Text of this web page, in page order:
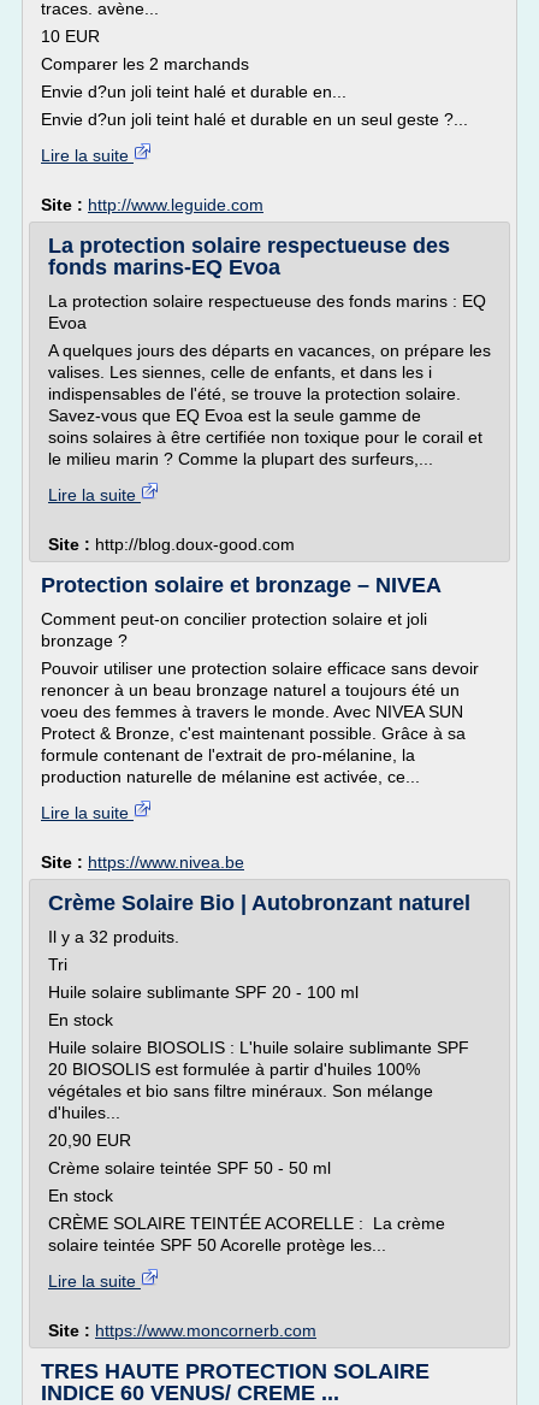
traces. avène...
10 EUR
Comparer les 2 marchands
Envie d?un joli teint halé et durable en...
Envie d?un joli teint halé et durable en un seul geste ?...
Lire la suite
Site : http://www.leguide.com
La protection solaire respectueuse des
fonds marins-EQ Evoa
La protection solaire respectueuse des fonds marins : EQ
Evoa
A quelques jours des départs en vacances, on prépare les
valises. Les siennes, celle de enfants, et dans les i
indispensables de l'été, se trouve la protection solaire.
Savez-vous que EQ Evoa est la seule gamme de
soins solaires à être certifiée non toxique pour le corail et
le milieu marin ? Comme la plupart des surfeurs,...
Lire la suite
Site : http://blog.doux-good.com
Protection solaire et bronzage – NIVEA
Comment peut-on concilier protection solaire et joli
bronzage ?
Pouvoir utiliser une protection solaire efficace sans devoir
renoncer à un beau bronzage naturel a toujours été un
voeu des femmes à travers le monde. Avec NIVEA SUN
Protect & Bronze, c'est maintenant possible. Grâce à sa
formule contenant de l'extrait de pro-mélanine, la
production naturelle de mélanine est activée, ce...
Lire la suite
Site : https://www.nivea.be
Crème Solaire Bio | Autobronzant naturel
Il y a 32 produits.
Tri
Huile solaire sublimante SPF 20 - 100 ml
En stock
Huile solaire BIOSOLIS : L'huile solaire sublimante SPF
20 BIOSOLIS est formulée à partir d'huiles 100%
végétales et bio sans filtre minéraux. Son mélange
d'huiles...
20,90 EUR
Crème solaire teintée SPF 50 - 50 ml
En stock
CRÈME SOLAIRE TEINTÉE ACORELLE : La crème
solaire teintée SPF 50 Acorelle protège les...
Lire la suite
Site : https://www.moncornerb.com
TRES HAUTE PROTECTION SOLAIRE
INDICE 60 VENUS/ CREME ...